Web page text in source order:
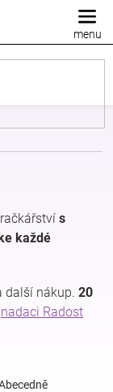
s
každé
další nákup. 20
nadaci Radost